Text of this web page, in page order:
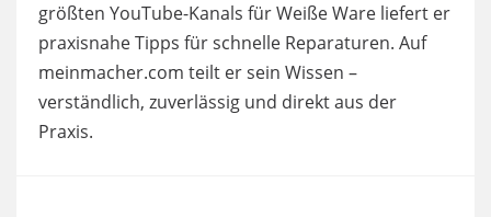
größten YouTube-Kanals für Weiße Ware liefert er
praxisnahe Tipps für schnelle Reparaturen. Auf
meinmacher.com teilt er sein Wissen –
verständlich, zuverlässig und direkt aus der
Praxis.